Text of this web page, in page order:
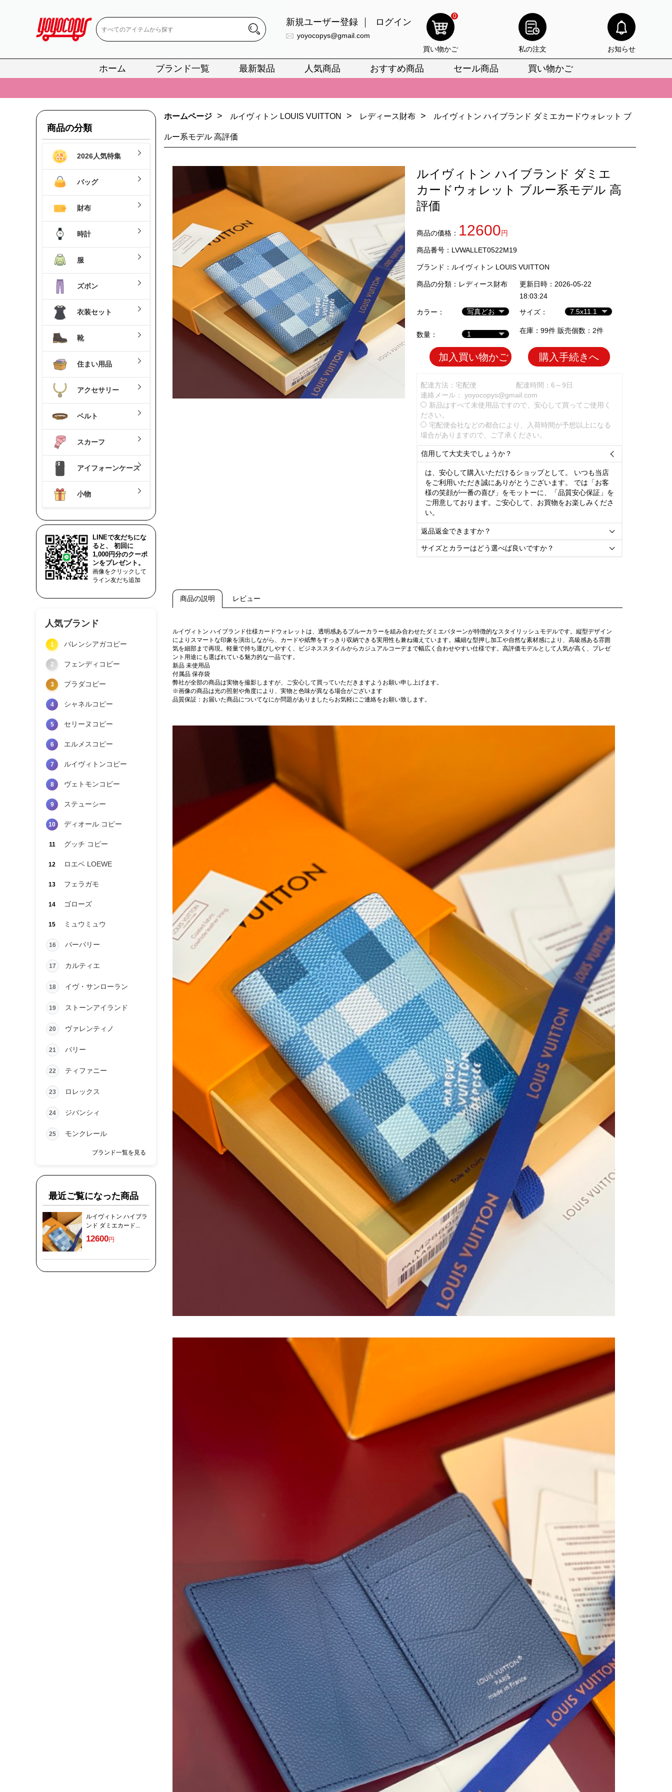
新規ユーザー登録 ログイン
yoyocopys@gmail.com
0
買い物かご 私の注文 お知らせ
ホーム ブランド一覧 最新製品 人気商品 おすすめ商品 セール商品 買い物かご
📢 当店は正真正銘のn級スーパーコピーのみ取扱い。最高品質の再現度を安心してお選びいただけます。
📢 2026春の新作続々更新中！期間中のご注文でお得な割引をご利用いただけます。
📢 新作入荷！ルイ・ヴィトンスーパーコピー バッグ最新モデルが登場。上質な仕上がりをお見逃しなく。
📢 当店は正真正銘のn級スーパーコピーのみ取扱い。最高品質の再現度を安心してお選びいただけます。
新作入荷！ルイ・ヴィトンスーパーコピー バッグ最新モデルが登場。上質な仕上がりをお見逃しなく。
商品の分類
2026人気特集
バッグ
財布
時計
服
ズボン
衣装セット
靴
住まい用品
アクセサリー
ベルト
スカーフ
アイフォーンケース
小物
LINEで友だちにな
ると、 初回に
1,000円分のクーポ
ンをプレゼント。
画像をクリックして
ライン友だち追加
人気ブランド
1 バレンシアガコピー
2 フェンディコピー
3 プラダコピー
4 シャネルコピー
5 セリーヌコピー
6 エルメスコピー
7 ルイヴィトンコピー
8 ヴェトモンコピー
9 ステューシー
10 ディオール コピー
11 グッチ コピー
12 ロエベ LOEWE
13 フェラガモ
14 ゴローズ
15 ミュウミュウ
16 バーバリー
17 カルティエ
18 イヴ・サンローラン
19 ストーンアイランド
20 ヴァレンティノ
21 バリー
22 ティファニー
23 ロレックス
24 ジバンシィ
25 モンクレール
ブランド一覧を見る
最近ご覧になった商品
ルイヴィトン ハイブラ
ンド ダミエカード...
12600円
ホームページ > ルイヴィトン LOUIS VUITTON > レディース財布 > ルイヴィトン ハイブランド ダミエカードウォレット ブ
ルー系モデル 高評価
ルイヴィトン ハイブランド ダミエ
カードウォレット ブルー系モデル 高
評価
商品の価格： 12600円
商品番号：LVWALLET0522M19
ブランド： ルイヴィトン LOUIS VUITTON
商品の分類： レディース財布
更新日時：2026-05-22
18:03:24
カラー：
サイズ：
数量： 在庫：99件 販売個数：2件
加入買い物かご 購入手続きへ
配達方法：宅配便
配達時間：6～9日
連絡メール： yoyocopys@gmail.com
新品はすべて未使用品ですので、安心して買ってご使用く
ださい。
宅配便会社などの都合により、入荷時間が予想以上になる
場合がありますので、ご了承ください。
信用して大丈夫でしょうか？ 
は、安心して購入いただけるショップとして。 いつも当店
をご利用いただき誠にありがとうございます。 では「お客
様の笑顔が一番の喜び」をモットーに、「品質安心保証」を
ご用意しております。ご安心して、お買物をお楽しみくださ
い。
返品返金できますか？ 
サイズとカラーはどう選べば良いですか？ 
商品の説明 レビュー
ルイヴィトン ハイブランド仕様カードウォレットは、透明感あるブルーカラーを組み合わせたダミエパターンが特徴的なスタイリッシュモデルです。縦型デザイン
によりスマートな印象を演出しながら、カードや紙幣をすっきり収納できる実用性も兼ね備えています。繊細な型押し加工や自然な素材感により、高級感ある雰囲
気を細部まで再現。軽量で持ち運びしやすく、ビジネススタイルからカジュアルコーデまで幅広く合わせやすい仕様です。高評価モデルとして人気が高く、プレゼ
ント用途にも選ばれている魅力的な一品です。
新品 未使用品
付属品 保存袋
弊社が全部の商品は実物を撮影しますが、ご安心して買っていただきますようお願い申し上げます。
※画像の商品は光の照射や角度により、実物と色味が異なる場合がございます
品質保証：お届いた商品についてなにか問題がありましたらお気軽にご連絡をお願い致します。